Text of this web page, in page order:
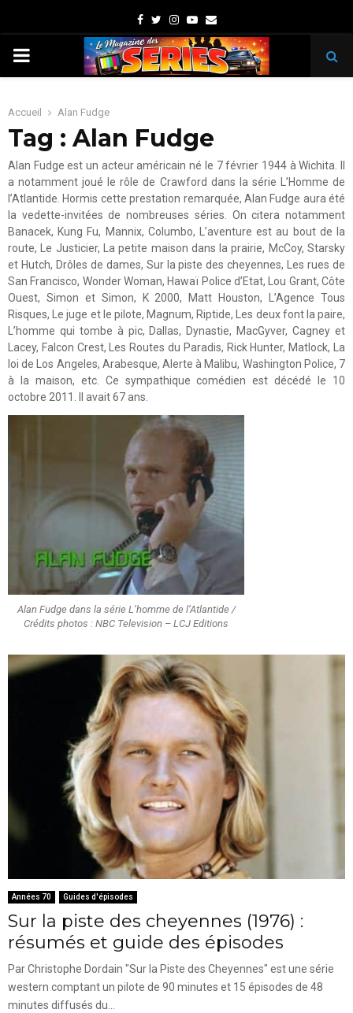
Facebook
TwitterInstagram
Youtube
Email
PRIMARY
Accueil Alan Fudge
Tag : Alan Fudge
Alan Fudge est un acteur américain né le 7 février 1944 à Wichita. Il
a notamment joué le rôle de Crawford dans la série L’Homme de
l’Atlantide. Hormis cette prestation remarquée, Alan Fudge aura été
la vedette-invitées de nombreuses séries. On citera notamment
Banacek, Kung Fu, Mannix, Columbo, L’aventure est au bout de la
route, Le Justicier, La petite maison dans la prairie, McCoy, Starsky
et Hutch, Drôles de dames, Sur la piste des cheyennes, Les rues de
San Francisco, Wonder Woman, Hawaï Police d’Etat, Lou Grant, Côte
Ouest, Simon et Simon, K 2000, Matt Houston, L’Agence Tous
Risques, Le juge et le pilote, Magnum, Riptide, Les deux font la paire,
L’homme qui tombe à pic, Dallas, Dynastie, MacGyver, Cagney et
Lacey, Falcon Crest, Les Routes du Paradis, Rick Hunter, Matlock, La
loi de Los Angeles, Arabesque, Alerte à Malibu, Washington Police, 7
à la maison, etc. Ce sympathique comédien est décédé le 10
octobre 2011. Il avait 67 ans.
Alan Fudge dans la série L’homme de l’Atlantide /
Crédits photos : NBC Television – LCJ Editions
Années 70 Guides d'épisodes
Sur la piste des cheyennes (1976) :
résumés et guide des épisodes
Par Christophe Dordain "Sur la Piste des Cheyennes" est une série
western comptant un pilote de 90 minutes et 15 épisodes de 48
minutes diffusés du...